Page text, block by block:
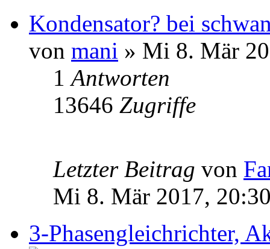
Kondensator? bei
von mani » Mi 8. Mär
1Antworten
13646 Zugriffe
Letzter Beitrag von
Mi 8. Mär 2017,
3-Phasengleichrichter,